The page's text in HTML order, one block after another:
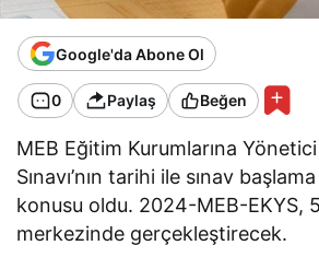
Google'da Abone Ol
0 Paylaş Beğen
MEB Eğitim Kurumlarına
Sınavı’nın tarihi ile sınav
konusu oldu. 2024-MEB-EKYS,
merkezinde gerçekleştirecek.